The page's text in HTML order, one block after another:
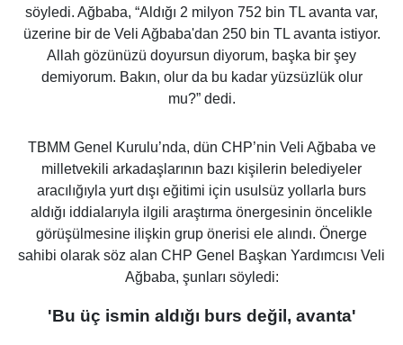
söyledi. Ağbaba, “Aldığı 2 milyon 752 bin TL avanta var,
üzerine bir de Veli Ağbaba'dan 250 bin TL avanta istiyor.
Allah gözünüzü doyursun diyorum, başka bir şey
demiyorum. Bakın, olur da bu kadar yüzsüzlük olur
mu?”dedi.
TBMM Genel Kurulu’nda, dün CHP’nin Veli Ağbaba ve
milletvekili arkadaşlarının bazı kişilerin belediyeler
aracılığıyla yurt dışı eğitimi için usulsüz yollarla burs
aldığı iddialarıyla ilgili araştırma önergesinin öncelikle
görüşülmesine ilişkin grup önerisi ele alındı. Önerge
sahibi olarak söz alan CHP Genel Başkan Yardımcısı Veli
Ağbaba, şunları söyledi:
'Bu üç ismin aldığı burs değil, avanta'